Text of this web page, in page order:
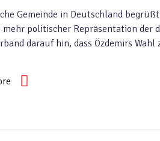
Gemeinde in Deutschland
politischer Repräsentation der
darauf hin, dass Özdemirs